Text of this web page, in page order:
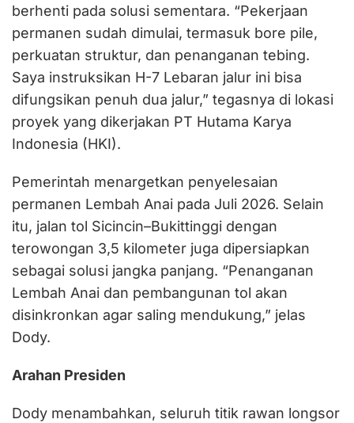
berhenti pada solusi sementara. “Pekerjaan
permanen sudah dimulai, termasuk bore pile,
perkuatan struktur, dan penanganan tebing.
Saya instruksikan H-7 Lebaran jalur ini bisa
difungsikan penuh dua jalur,” tegasnya di lokasi
proyek yang dikerjakan PT Hutama Karya
Indonesia (HKI).
Pemerintah menargetkan penyelesaian
permanen Lembah Anai pada Juli 2026. Selain
itu, jalan tol Sicincin–Bukittinggi dengan
terowongan 3,5 kilometer juga dipersiapkan
sebagai solusi jangka panjang. “Penanganan
Lembah Anai dan pembangunan tol akan
disinkronkan agar saling mendukung,” jelas
Dody.
Arahan Presiden
Dody menambahkan, seluruh titik rawan longsor